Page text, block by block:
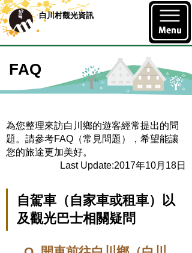
白川村觀光資訊
FAQ
為您整理來訪白川鄉的遊客經常提出的問
題。請參考FAQ（常見問題），希望能讓
您的旅途更加美好。
Last Update:2017年10月18日
自駕車（自家車或租車）以
及觀光巴士相關疑問